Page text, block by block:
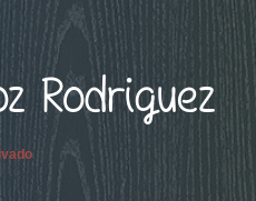
Rodriguez